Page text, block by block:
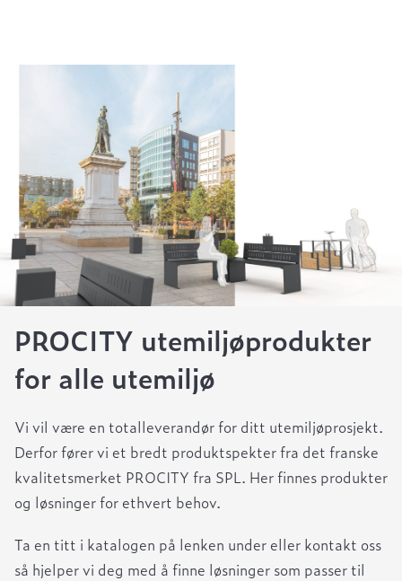
PROCITY utemiljøprodukter
for alle utemiljø
Vi vil være en totalleverandør for ditt utemiljøprosjekt.
Derfor fører vi et bredt produktspekter fra det franske
kvalitetsmerket PROCITY fra SPL. Her finnes produkter
og løsninger for ethvert behov.
Ta en titt i katalogen på lenken under eller kontakt oss
så hjelper vi deg med å finne løsninger som passer til